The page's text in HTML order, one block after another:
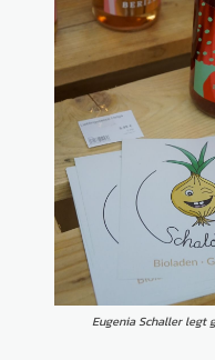
Eugenia Schaller legt